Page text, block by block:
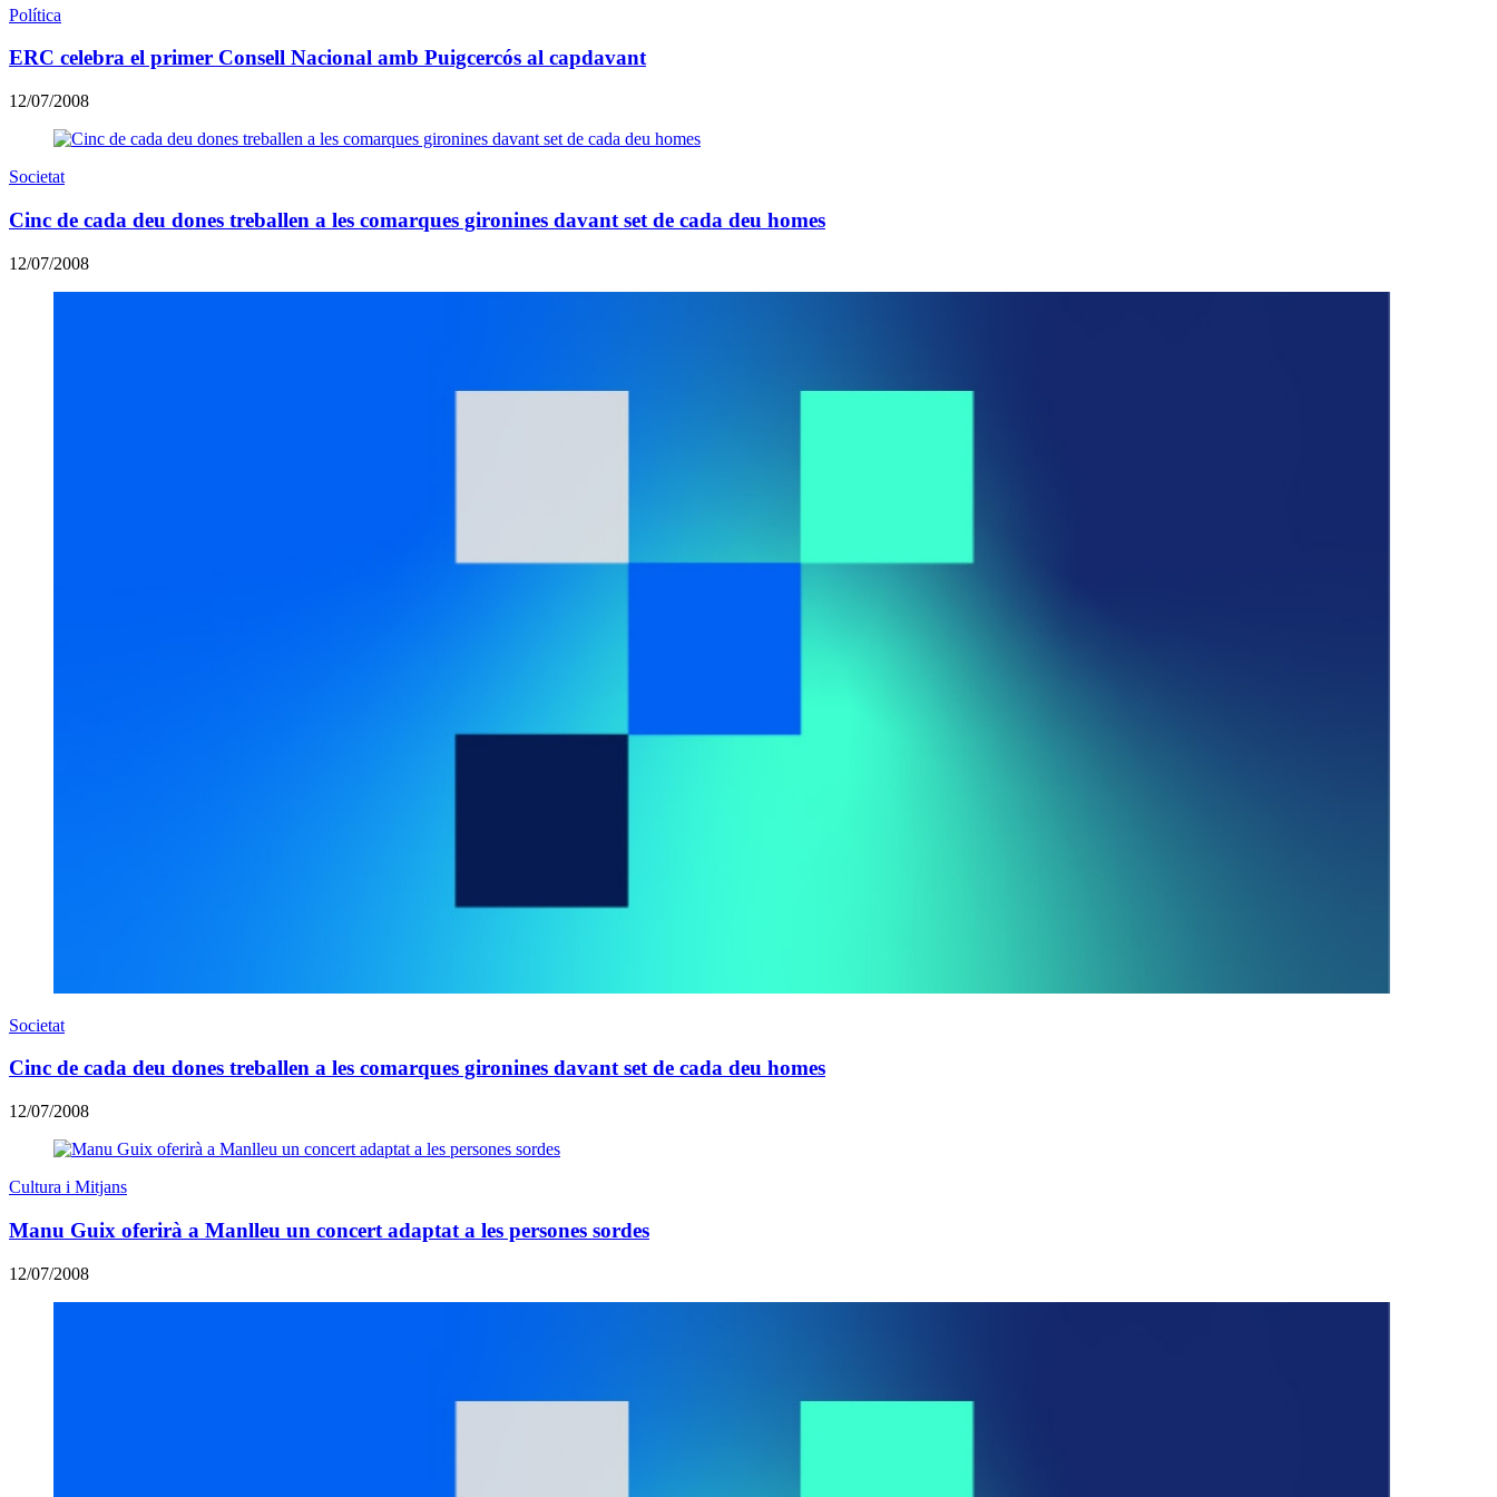
Política
ERC celebra el primer Consell Nacional amb Puigcercós al capdavant
12/07/2008
Societat
Cinc de cada deu dones treballen a les comarques gironines davant set de cada deu homes
12/07/2008
Societat
Cinc de cada deu dones treballen a les comarques gironines davant set de cada deu homes
12/07/2008
Cultura i Mitjans
Manu Guix oferirà a Manlleu un concert adaptat a les persones sordes
12/07/2008